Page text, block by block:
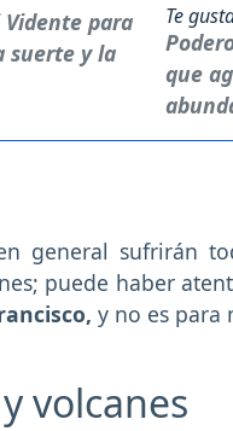
Te
que
general sufrirán
puede haber
y no es para
volcanes